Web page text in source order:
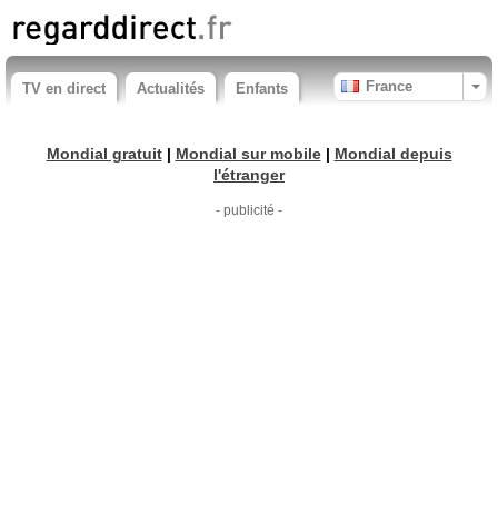
TV en direct Actualités Enfants France
Mondial gratuit| Mondial sur mobile| Mondial depuis
l'étranger
- publicité -